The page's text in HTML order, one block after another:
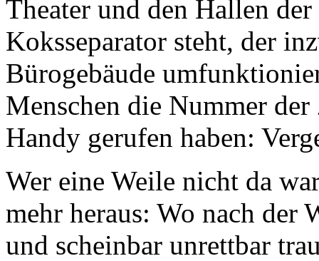
Theater und den Hallen
Koksseparator steht, der
Bürogebäude
Menschen die Nummer
Handy gerufen haben:
Wer eine Weile nicht da
mehr heraus: Wo nach der
und scheinbar unrettbar